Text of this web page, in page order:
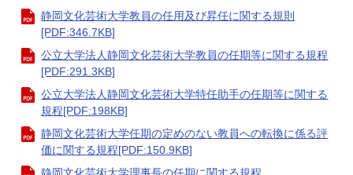
静岡文化芸術大学教員の任用及び昇任に関する規則
[PDF:346.7KB]
公立大学法人静岡文化芸術大学教員の任期等に関する規程
[PDF:291.3KB]
公立大学法人静岡文化芸術大学特任助手の任期等に関する
規程[PDF:198KB]
静岡文化芸術大学任期の定めのない教員への転換に係る評
価に関する規程[PDF:150.9KB]